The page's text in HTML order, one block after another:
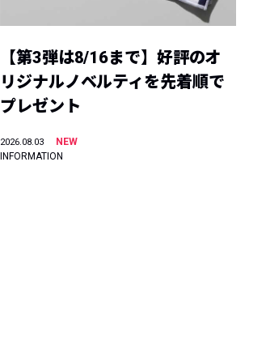
【第3弾は8/16まで】好評のオ
リジナルノベルティを先着順で
プレゼント
2026.08.03
NEW
INFORMATION